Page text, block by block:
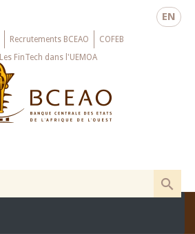
EN
Recrutements BCEAO
COFEB
Les FinTech dans l'UEMOA